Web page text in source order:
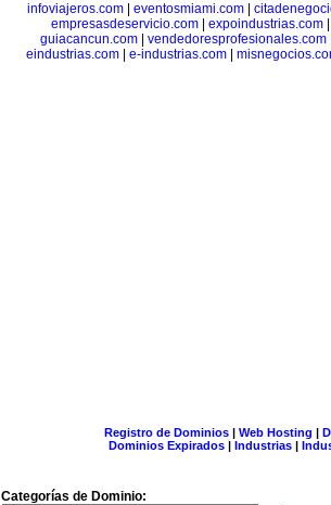
infoviajeros.com
eventosmiami.com
empresasdeservicio.com
expoindustrias.com
guiacancun.com| vendedoresprofesionales.com
eindustrias.com
e-industrias.com
Registro de Dominios| Web Hosting |
Dominios Expirados | Industrias |
Categorías de Dominio: